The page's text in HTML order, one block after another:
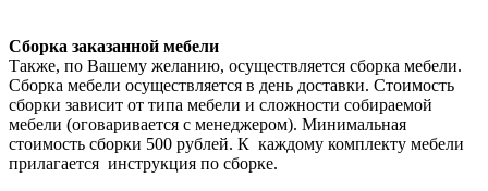
Сборка заказанной мебели
Также, по Вашему желанию, осуществляется сборка мебели.
Сборка мебели осуществляется в день доставки. Стоимость
сборки зависит от типа мебели и сложности собираемой
мебели (оговаривается с менеджером). Минимальная
стоимость сборки 500 рублей. К каждому комплекту мебели
прилагается инструкция по сборке.